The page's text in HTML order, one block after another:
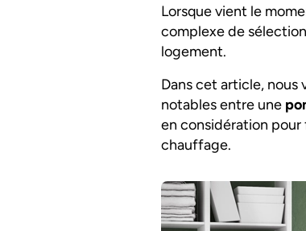
Lorsque vient le
complexe de
logement.
Dans cet article,
notables entre une
en considération pour
chauffage.